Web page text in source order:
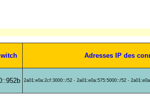
Adresses IP des
2a01:e0a:2cf:3000::/52 - 2a01:e0a:575:5000::/52 -